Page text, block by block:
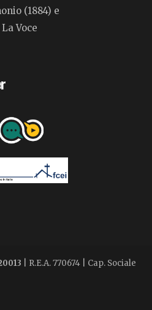
(1884) e
Voce
| R.E.A. 770674 | Cap. Sociale